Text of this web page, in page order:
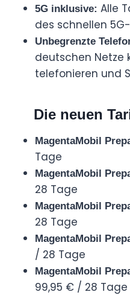
5G inklusive: Alle
des schnellen
Unbegrenzte
deutschen Netze
telefonieren und
Die neuen
MagentaMobil
Tage
MagentaMobil
28 Tage
MagentaMobil
28 Tage
MagentaMobil
/ 28 Tage
MagentaMobil
99,95 € / 28 Tage